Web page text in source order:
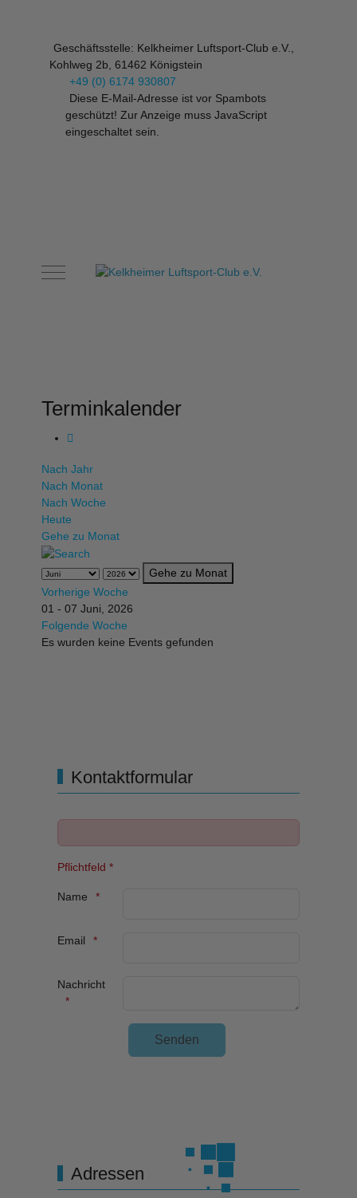
Geschäftsstelle: Kelkheimer Luftsport-Club e.V.,
Kohlweg 2b, 61462 Königstein
+49 (0) 6174 930807
Diese E-Mail-Adresse ist vor Spambots
geschützt! Zur Anzeige muss JavaScript
eingeschaltet sein.
Mobile Menu Toggle
Terminkalender
Nach Jahr
Nach Monat
Nach Woche
Heute
Gehe zu Monat
Gehe zu Monat
Vorherige Woche
01 - 07 Juni, 2026
Folgende Woche
Es wurden keine Events gefunden
Kontaktformular
Pflichtfeld *
Name
Email
Nachricht
Unsichtbares Google Recaptcha
Adressen